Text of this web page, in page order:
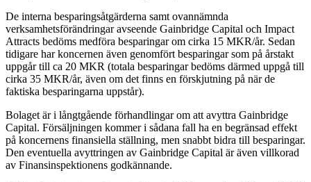
De interna besparingsåtgärderna samt ovannämnda
verksamhetsförändringar avseende Gainbridge Capital och Impact
Attracts bedöms medföra besparingar om cirka 15 MKR/år. Sedan
tidigare har koncernen även genomfört besparingar som på årstakt
uppgår till ca 20 MKR (totala besparingar bedöms därmed uppgå till
cirka 35 MKR/år, även om det finns en förskjutning på när de
faktiska besparingarna uppstår).
Bolaget är i långtgående förhandlingar om att avyttra Gainbridge
Capital. Försäljningen kommer i sådana fall ha en begränsad effekt
på koncernens finansiella ställning, men snabbt bidra till besparingar.
Den eventuella avyttringen av Gainbridge Capital är även villkorad
av Finansinspektionens godkännande.